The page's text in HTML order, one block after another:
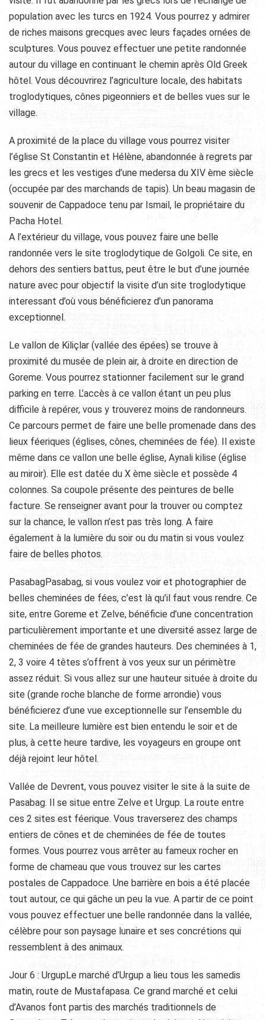
population avec les turcs en 1924. Vous pourrez y admirer
de riches maisons grecques avec leurs façades ornées de
sculptures. Vous pouvez effectuer une petite randonnée
autour du village en continuant le chemin après Old Greek
hôtel. Vous découvrirez l’agriculture locale, des habitats
troglodytiques, cônes pigeonniers et de belles vues sur le
village.
A proximité de la place du village vous pourrez visiter
l’église St Constantin et Hélène, abandonnée à regrets par
les grecs et les vestiges d’une medersa du XIV ème siècle
(occupée par des marchands de tapis). Un beau magasin de
souvenir de Cappadoce tenu par Ismail, le propriétaire du
Pacha Hotel.
A l’extérieur du village, vous pouvez faire une belle
randonnée vers le site troglodytique de Golgoli. Ce site, en
dehors des sentiers battus, peut être le but d’une journée
nature avec pour objectif la visite d’un site troglodytique
interessant d’où vous bénéficierez d’un panorama
exceptionnel.
Le vallon de Kiliçlar (vallée des épées) se trouve à
proximité du musée de plein air, à droite en direction de
Goreme. Vous pourrez stationner facilement sur le grand
parking en terre. L’accès à ce vallon étant un peu plus
difficile à repérer, vous y trouverez moins de randonneurs.
Ce parcours permet de faire une belle promenade dans des
lieux féeriques (églises, cônes, cheminées de fée). Il existe
même dans ce vallon une belle église, Aynali kilise (église
au miroir). Elle est datée du X ème siècle et possède 4
colonnes. Sa coupole présente des peintures de belle
facture. Se renseigner avant pour la trouver ou comptez
sur la chance, le vallon n’est pas très long. A faire
également à la lumière du soir ou du matin si vous voulez
faire de belles photos.
PasabagPasabag, si vous voulez voir et photographier de
belles cheminées de fées, c’est là qu’il faut vous rendre. Ce
site, entre Goreme et Zelve, bénéficie d’une concentration
particulièrement importante et une diversité assez large de
cheminées de fée de grandes hauteurs. Des cheminées à 1,
2, 3 voire 4 têtes s’offrent à vos yeux sur un périmètre
assez réduit. Si vous allez sur une hauteur située à droite du
site (grande roche blanche de forme arrondie) vous
bénéficierez d’une vue exceptionnelle sur l’ensemble du
site. La meilleure lumière est bien entendu le soir et de
plus, à cette heure tardive, les voyageurs en groupe ont
déjà rejoint leur hôtel.
Vallée de Devrent, vous pouvez visiter le site à la suite de
Pasabag. Il se situe entre Zelve et Urgup. La route entre
ces 2 sites est féerique. Vous traverserez des champs
entiers de cônes et de cheminées de fée de toutes
formes. Vous pourrez vous arrêter au fameux rocher en
forme de chameau que vous trouvez sur les cartes
postales de Cappadoce. Une barrière en bois a été placée
tout autour, ce qui gâche un peu la vue. A partir de ce point
vous pouvez effectuer une belle randonnée dans la vallée,
célèbre pour son paysage lunaire et ses concrétions qui
ressemblent à des animaux.
Jour 6 : UrgupLe marché d’Urgup a lieu tous les samedis
matin, route de Mustafapasa. Ce grand marché et celui
d’Avanos font partis des marchés traditionnels de